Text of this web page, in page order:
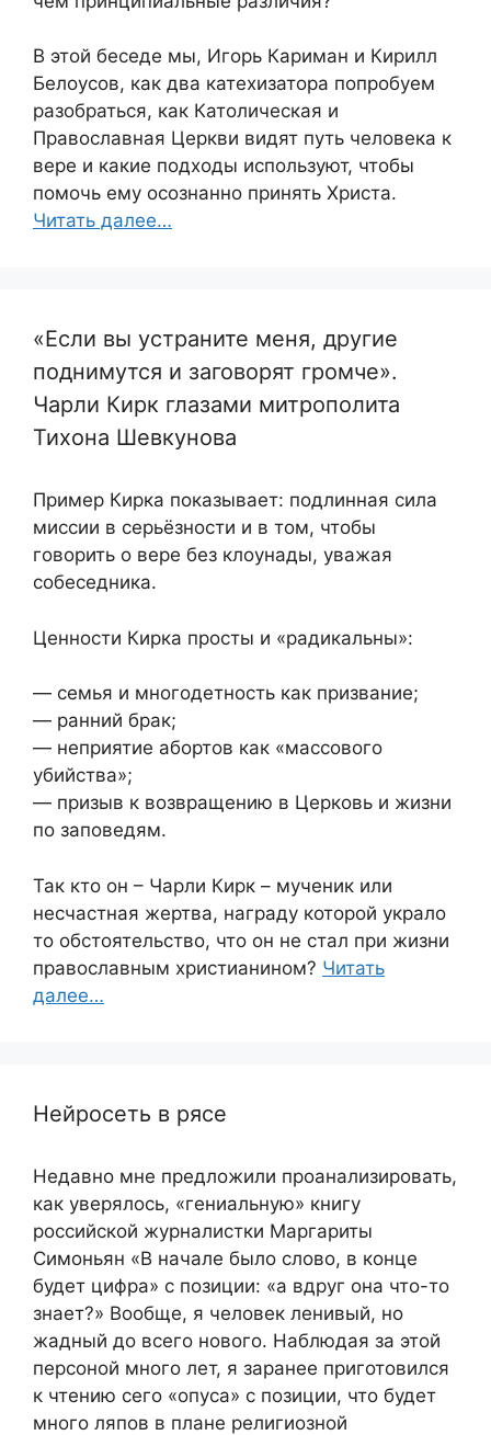
В этой беседе мы, Игорь Кариман и Кирилл
Белоусов, как два катехизатора попробуем
разобраться, как Католическая и
Православная Церкви видят путь человека к
вере и какие подходы используют, чтобы
помочь ему осознанно принять Христа.
Читать далее…
«Если вы устраните меня, другие
поднимутся и заговорят громче».
Чарли Кирк глазами митрополита
Тихона Шевкунова
Пример Кирка показывает: подлинная сила
миссии в серьёзности и в том, чтобы
говорить о вере без клоунады, уважая
собеседника.
Ценности Кирка просты и «радикальны»:
— семья и многодетность как призвание;
— ранний брак;
— неприятие абортов как «массового
убийства»;
— призыв к возвращению в Церковь и жизни
по заповедям.
Так кто он – Чарли Кирк – мученик или
несчастная жертва, награду которой украло
то обстоятельство, что он не стал при жизни
православным христианином? Читать
далее…
Нейросеть в рясе
Недавно мне предложили проанализировать,
как уверялось, «гениальную» книгу
российской журналистки Маргариты
Симоньян «В начале было слово, в конце
будет цифра» с позиции: «а вдруг она что-то
знает?» Вообще, я человек ленивый, но
жадный до всего нового. Наблюдая за этой
персоной много лет, я заранее приготовился
к чтению сего «опуса» с позиции, что будет
много ляпов в плане религиозной